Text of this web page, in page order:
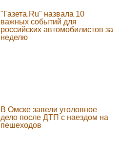
"Газета.Ru" назвала 10
важных событий для
российских автомобилистов за
неделю
В Омске завели уголовное
дело после ДТП с наездом на
пешеходов